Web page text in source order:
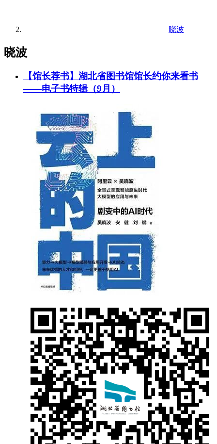
晓波
晓波
【馆长荐书】湖北省图书馆馆长约你来看书
——电子书特辑（9月）